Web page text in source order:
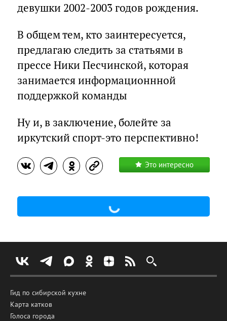
девушки 2002-2003 годов рождения.
В общем тем, кто заинтересуется,
предлагаю следить за статьями в
прессе Ники Песчинской, которая
занимается информационнной
поддержкой команды
Ну и, в заключение, болейте за
иркутский спорт-это перспективно!
Это интересно
Гид по сибирской кухне
Карта катков
Голоса города